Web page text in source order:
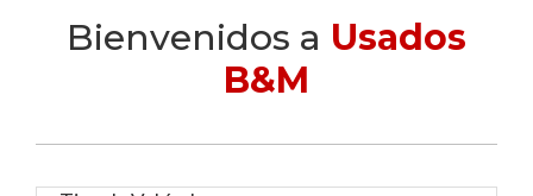
Bienvenidos a Usados
B&M